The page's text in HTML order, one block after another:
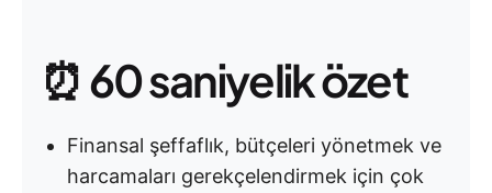
⏰ 60 saniyelik özet
Finansal şeffaflık, bütçeleri yönetmek ve
harcamaları gerekçelendirmek için çok